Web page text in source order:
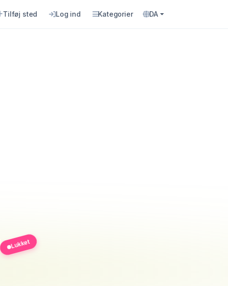
Tilføj sted Log ind Kategorier DA
Lukket